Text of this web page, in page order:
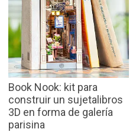
Book Nook: kit para
construir un sujetalibros
3D en forma de galería
parisina